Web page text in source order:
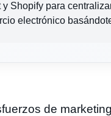
Shopify para
electrónico
de